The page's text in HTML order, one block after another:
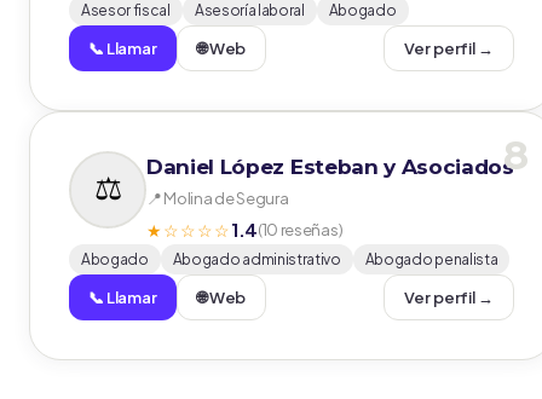
Asesor fiscal Asesoría laboral Abogado
📞 Llamar 🌐 Web Ver perfil →
8
Daniel López Esteban y Asociados
📍 Molina de Segura
★☆☆☆☆1.4(10 reseñas)
Abogado Abogado administrativo Abogado penalista
📞 Llamar 🌐 Web Ver perfil →